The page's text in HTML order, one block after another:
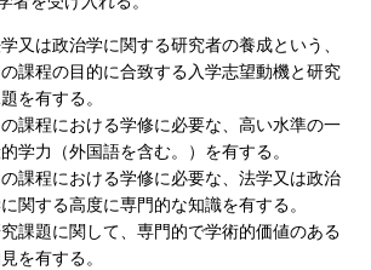
又は政治学に関する研究者の養成という、
課程の目的に合致する入学志望動機と研究
を有する。
課程における学修に必要な、高い水準の一
学力（外国語を含む。）を有する。
課程における学修に必要な、法学又は政治
関する高度に専門的な知識を有する。
課題に関して、専門的で学術的価値のある
を有する。